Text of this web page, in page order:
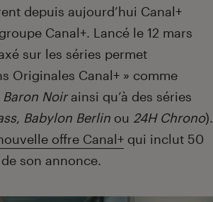
depuis aujourd’hui Canal+
Canal+. Lancé le 12 mars
sur les séries permet
Originales Canal+ » comme
Baron Noirainsi qu’à des séries
, Babylon Berlin ou 24H Chrono).
offre Canal+ qui inclut 50
son annonce.